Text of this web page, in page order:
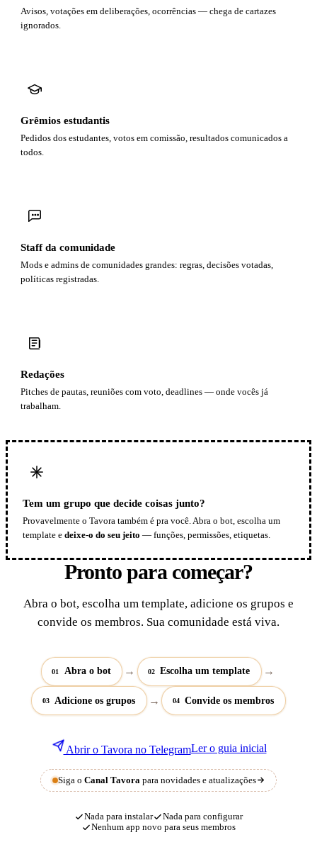
Avisos, votações em deliberações, ocorrências — chega de cartazes
ignorados.
Grêmios estudantis
Pedidos dos estudantes, votos em comissão, resultados comunicados a
todos.
Staff da comunidade
Mods e admins de comunidades grandes: regras, decisões votadas,
políticas registradas.
Redações
Pitches de pautas, reuniões com voto, deadlines — onde vocês já
trabalham.
Tem um grupo que decide coisas junto?
Provavelmente o Tavora também é pra você. Abra o bot, escolha um
template e deixe-o do seu jeito — funções, permissões, etiquetas.
Pronto para começar?
Abra o bot, escolha um template, adicione os grupos e
convide os membros. Sua comunidade está viva.
01 Abra o bot → 02 Escolha um template →
03 Adicione os grupos → 04 Convide os membros
Abrir o Tavora no TelegramLer o guia inicial
Siga o Canal Tavora para novidades e atualizações
Nada para instalar
Nada para configurar
Nenhum app novo para seus membros